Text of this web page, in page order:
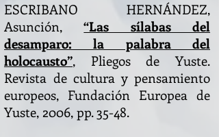
ESCRIBANO HERNÁNDEZ,
Asunción,“Las sílabas del
desamparo: la palabra del
holocausto”, Pliegos de Yuste.
Revista de cultura y pensamiento
europeos, Fundación Europea de
Yuste, 2006, pp. 35-48.